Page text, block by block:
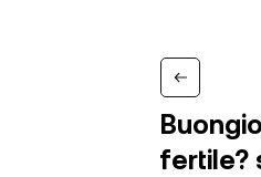
fertile?